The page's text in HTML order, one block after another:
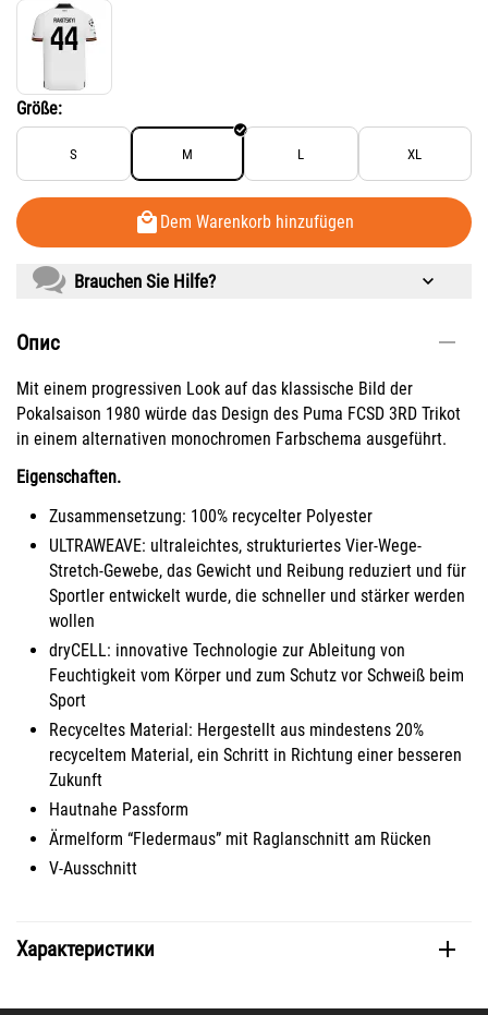
Größe:
S M L XL
Dem Warenkorb hinzufügen
Brauchen Sie Hilfe?
Опис
Mit einem progressiven Look auf das klassische Bild der
Pokalsaison 1980 würde das Design des Puma FCSD 3RD Trikot
in einem alternativen monochromen Farbschema ausgeführt.
Eigenschaften.
Zusammensetzung: 100% recycelter Polyester
ULTRAWEAVE: ultraleichtes, strukturiertes Vier-Wege-
Stretch-Gewebe, das Gewicht und Reibung reduziert und für
Sportler entwickelt wurde, die schneller und stärker werden
wollen
dryCELL: innovative Technologie zur Ableitung von
Feuchtigkeit vom Körper und zum Schutz vor Schweiß beim
Sport
Recyceltes Material: Hergestellt aus mindestens 20%
recyceltem Material, ein Schritt in Richtung einer besseren
Zukunft
Hautnahe Passform
Ärmelform “Fledermaus” mit Raglanschnitt am Rücken
V-Ausschnitt
Характеристики